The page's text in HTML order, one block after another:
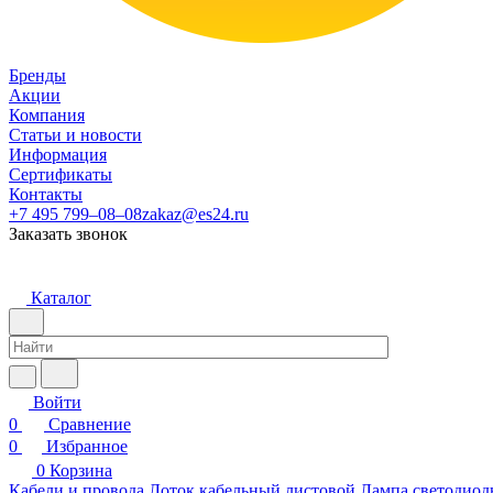
Бренды
Акции
Компания
Статьи и новости
Информация
Сертификаты
Контакты
+7 495 799–08–08zakaz@es24.ru
Заказать звонок
Каталог
Войти
0
Сравнение
0
Избранное
0 Корзина